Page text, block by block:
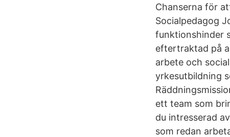
Chanserna för
Socialpedagog
funktionshinder
eftertraktad på
arbete och
yrkesutbildning
ett team som
du intresserad
som redan